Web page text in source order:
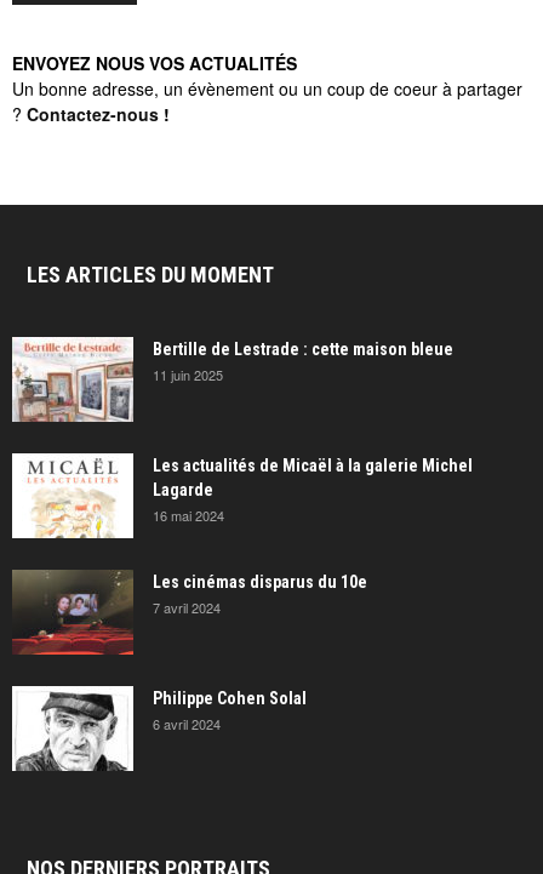
ENVOYEZ NOUS VOS ACTUALITÉS
Un bonne adresse, un évènement ou un coup de coeur à partager
? Contactez-nous !
LES ARTICLES DU MOMENT
Bertille de Lestrade : cette maison bleue
11 juin 2025
Les actualités de Micaël à la galerie Michel
Lagarde
16 mai 2024
Les cinémas disparus du 10e
7 avril 2024
Philippe Cohen Solal
6 avril 2024
NOS DERNIERS PORTRAITS